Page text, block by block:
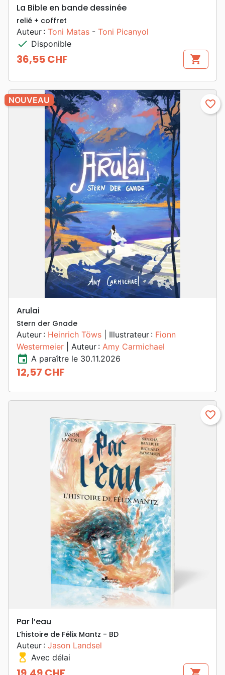
La Bible en bande dessinée
relié + coffret
Auteur : Toni Matas - Toni Picanyol
check Disponible
Prix
36,55 CHF shopping_cart
NOUVEAU favorite_border
Arulai
Stern der Gnade
Auteur : Heinrich Töws | Illustrateur : Fionn
Westermeier | Auteur : Amy Carmichael
event A paraître le 30.11.2026
Prix
12,57 CHF
favorite_border
Par l’eau
L’histoire de Félix Mantz - BD
Auteur : Jason Landsel
hourglass_top Avec délai